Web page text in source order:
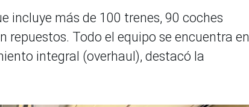
incluye más de 100 trenes, 90 coches
Todo el equipo se encuentra en
integral (overhaul), destacó la